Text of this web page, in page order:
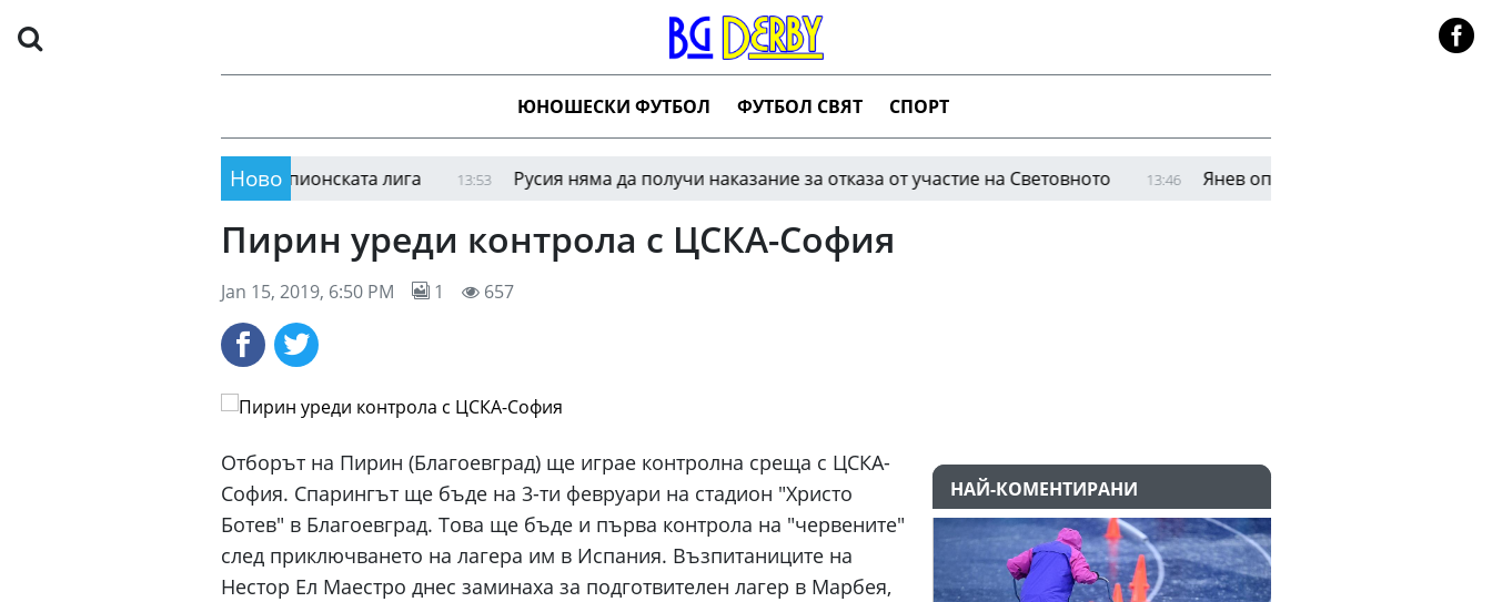
ЮНОШЕСКИ ФУТБОЛ ФУТБОЛ СВЯТ СПОРТ
Ново
за новия сезон е Шампионската лига 13:53 Русия няма да получи наказание за отказа от участие на Световното 13:46 Янев определи групата на ЦСКА за
Пирин уреди контрола с ЦСКА-София
Jan 15, 2019, 6:50 PM 1 657
Отборът на Пирин (Благоевград) ще играе контролна среща с ЦСКА-
София. Спарингът ще бъде на 3-ти февруари на стадион "Христо
Ботев" в Благоевград. Това ще бъде и първа контрола на "червените"
след приключването на лагера им в Испания. Възпитаниците на
Нестор Ел Маестро днес заминаха за подготвителен лагер в Марбея,
НАЙ-КОМЕНТИРАНИ